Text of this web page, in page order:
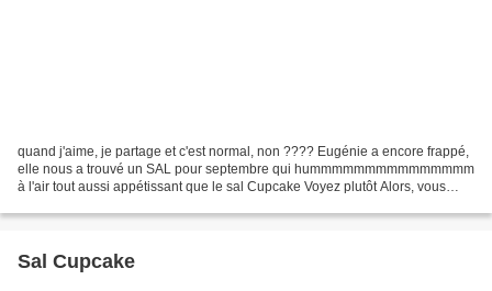
quand j'aime, je partage et c'est normal, non ???? Eugénie a encore frappé,
elle nous a trouvé un SAL pour septembre qui hummmmmmmmmmmmmmm
à l'air tout aussi appétissant que le sal Cupcake Voyez plutôt Alors, vous
Sal Cupcake